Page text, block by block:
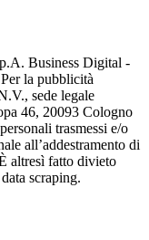
Business Digital -
la pubblicità
sede legale
46, 20093 Cologno
trasmessi e/o
all’addestramento di
altresì fatto divieto
scraping.